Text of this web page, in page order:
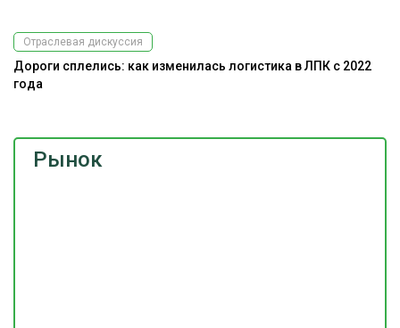
Рынок
Отраслевая дискуссия
Дороги сплелись: как изменилась логистика в ЛПК с 2022
года